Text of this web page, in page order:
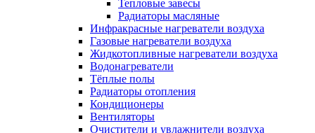
Тепловые завесы
Радиаторы масляные
Инфракрасные нагреватели воздуха
Газовые нагреватели воздуха
Жидкотопливные нагреватели воздуха
Водонагреватели
Тёплые полы
Радиаторы отопления
Кондиционеры
Вентиляторы
Очистители и увлажнители воздуха